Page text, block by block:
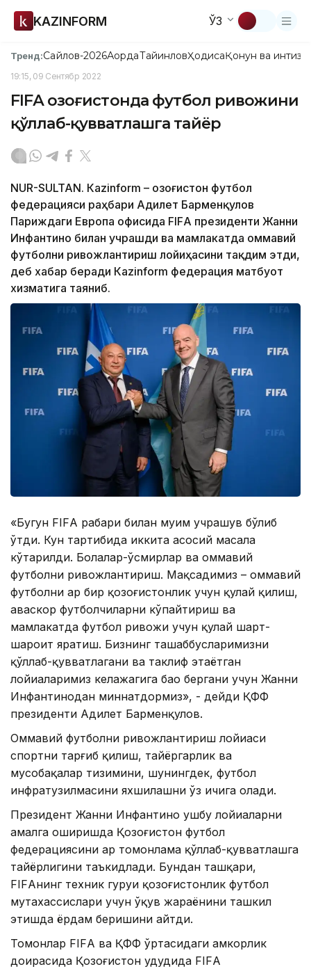
KAZINFORM ЎЗ
Тренд:Сайлов-2026АқордаТайинловҲодисаҚонун ва
19:15, 09 Сентябр 2022
FIFА Қозоғистонда футбол ривожини
қўллаб-қувватлашга тайёр
NUR-SULTAN. Кazinform – Қозоғистон футбол
федерацияси раҳбари Адилет Барменқулов
Париждаги Европа офисида FIFА президенти Жанни
Инфантино билан учрашди ва мамлакатда оммавий
футболни ривожлантириш лойиҳасини тақдим этди,
деб хабар беради Кazinform федерация матбуот
хизматига таяниб.
«Бугун FIFА раҳбари билан муҳим учрашув бўлиб
ўтди. Кун тартибида иккита асосий масала
кўтарилди. Болалар-ўсмирлар ва оммавий
футболни ривожлантириш. Мақсадимиз – оммавий
футболни ҳар бир қозоғистонлик учун қулай қилиш,
ҳаваскор футболчиларни кўпайтириш ва
мамлакатда футбол ривожи учун қулай шарт-
шароит яратиш. Бизнинг ташаббусларимизни
қўллаб-қувватлагани ва таклиф этаётган
лойиҳаларимиз келажагига баҳо бергани учун Жанни
Инфантинодан миннатдормиз», - дейди ҚФФ
президенти Адилет Барменқулов.
Оммавий футболни ривожлантириш лойиҳаси
спортни тарғиб қилиш, тайёргарлик ва
мусобақалар тизимини, шунингдек, футбол
инфратузилмасини яхшилашни ўз ичига олади.
Президент Жанни Инфантино ушбу лойиҳаларни
амалга оширишда Қозоғистон футбол
федерациясини ҳар томонлама қўллаб-қувватлашга
тайёрлигини таъкидлади. Бундан ташқари,
FIFАнинг техник гуруҳи қозоғистонлик футбол
мутахассислари учун ўқув жараёнини ташкил
этишда ёрдам беришини айтди.
Томонлар FIFА ва ҚФФ ўртасидаги ҳамкорлик
доирасида Қозоғистон ҳудудида FIFА